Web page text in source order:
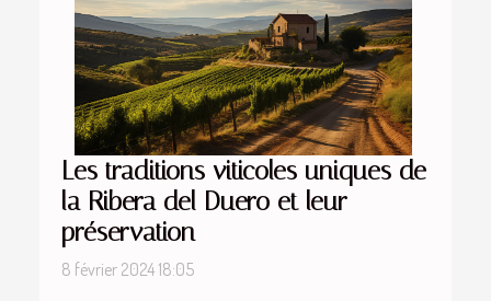
Les traditions viticoles uniques de
la Ribera del Duero et leur
préservation
8 février 2024 18:05